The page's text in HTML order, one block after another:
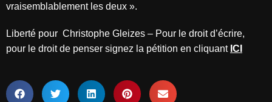
vraisemblablement les deux ».
Liberté pour Christophe Gleizes – Pour le droit d’écrire,
pour le droit de penser signez la pétition en cliquant ICI